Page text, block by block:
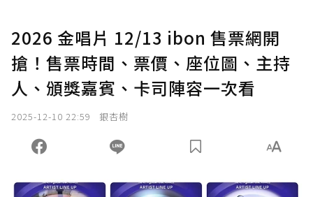
2026 金唱片 12/13 ibon 售票網開
搶！售票時間、票價、座位圖、主持
人、頒獎嘉賓、卡司陣容一次看
2025-12-10 22:59 銀杏樹